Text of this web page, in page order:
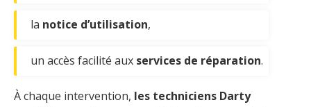
la notice d’utilisation,
un accès facilité aux services de réparation.
À chaque intervention, les techniciens Darty